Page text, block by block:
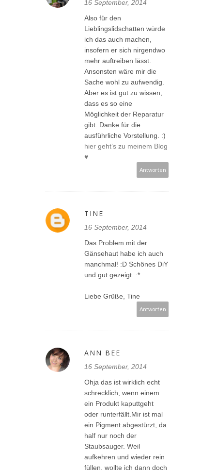
16 September, 2014
Also für den
Lieblingslidschatten würde
ich das auch machen,
insofern er sich nirgendwo
mehr auftreiben lässt.
Ansonsten wäre mir die
Sache wohl zu aufwendig.
Aber es ist gut zu wissen,
dass es so eine
Möglichkeit der Reparatur
gibt. Danke für die
ausführliche Vorstellung. :)
hier geht’s zu meinem Blog
♥
Antworten
TINE
16 September, 2014
Das Problem mit der
Gänsehaut habe ich auch
manchmal! :D Schönes DiY
und gut gezeigt. :*
Liebe Grüße, Tine
Antworten
ANN BEE
16 September, 2014
Ohja das ist wirklich echt
schrecklich, wenn einem
ein Produkt kaputtgeht
oder runterfällt.Mir ist mal
ein Pigment abgestürzt, da
half nur noch der
Staubsauger. Weil
aufkehren und wieder rein
füllen, wollte ich dann doch